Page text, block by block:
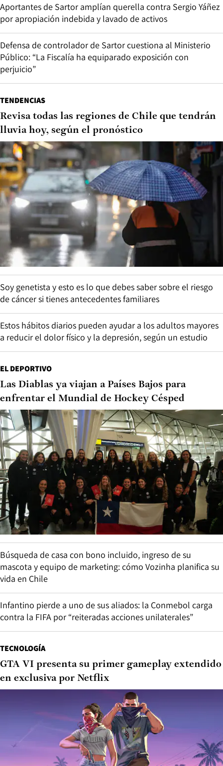
Aportantes de Sartor amplían querella contra Sergio Yáñez
por apropiación indebida y lavado de activos
Defensa de controlador de Sartor cuestiona al Ministerio
Público: “La Fiscalía ha equiparado exposición con
perjuicio”
TENDENCIAS
Revisa todas las regiones de Chile que tendrán
lluvia hoy, según el pronóstico
Soy genetista y esto es lo que debes saber sobre el riesgo
de cáncer si tienes antecedentes familiares
Estos hábitos diarios pueden ayudar a los adultos mayores
a reducir el dolor físico y la depresión, según un estudio
EL DEPORTIVO
Las Diablas ya viajan a Países Bajos para
enfrentar el Mundial de Hockey Césped
Búsqueda de casa con bono incluido, ingreso de su
mascota y equipo de marketing: cómo Vozinha planifica su
vida en Chile
Infantino pierde a uno de sus aliados: la Conmebol carga
contra la FIFA por “reiteradas acciones unilaterales”
TECNOLOGÍA
GTA VI presenta su primer gameplay extendido
en exclusiva por Netflix